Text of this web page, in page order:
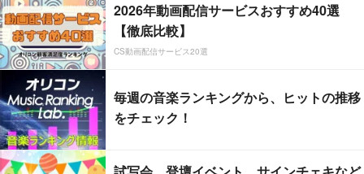
2026年動画配信サービスおすすめ40選
【徹底比較】
CS動画配信サービス20選
毎週の音楽ランキングから、ヒットの推移
をチェック！